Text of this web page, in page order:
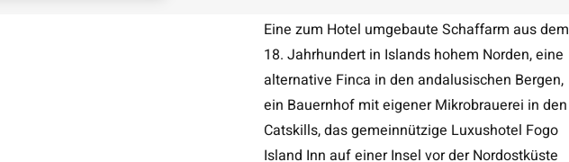
Eine zum Hotel umgebaute Schaffarm aus dem
18. Jahrhundert in Islands hohem Norden, eine
alternative Finca in den andalusischen Bergen,
ein Bauernhof mit eigener Mikrobrauerei in den
Catskills, das gemeinnützige Luxushotel Fogo
Island Inn auf einer Insel vor der Nordostküste